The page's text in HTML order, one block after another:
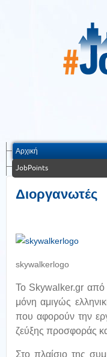
Αρχική
JobPoints
Διοργανωτές
skywalkerlogo
Το Skywalker.gr από
μόνη αμιγώς
που αφορούν την
ζεύξης προσφοράς
Στο πλαίσιο της